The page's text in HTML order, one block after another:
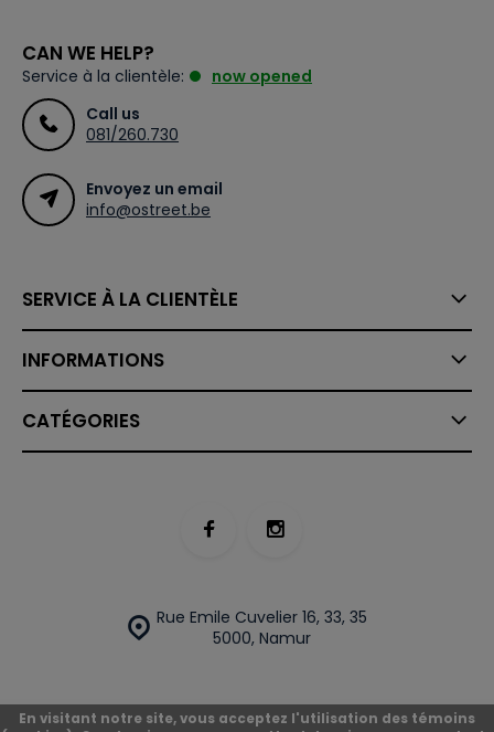
CAN WE HELP?
Service à la clientèle:
now opened
Call us
081/260.730
Envoyez un email
info@ostreet.be
SERVICE À LA CLIENTÈLE
INFORMATIONS
CATÉGORIES
Rue Emile Cuvelier 16, 33, 35
5000, Namur
En visitant notre site, vous acceptez l'utilisation des témoins